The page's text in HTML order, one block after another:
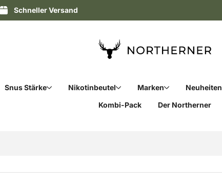
Schneller Versand
Snus Stärke Nikotinbeutel Marken Neuheiten
Kombi-Pack
Der Northerner